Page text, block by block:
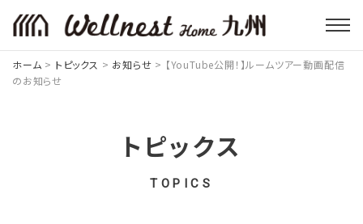
ホーム > トピックス > お知らせ > 【YouTube公開！】ルームツアー動画配信
のお知らせ
トピックス
TOPICS